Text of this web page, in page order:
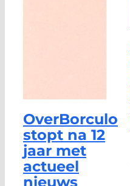
OverBorculo
stopt na 12
jaar met
actueel
nieuws